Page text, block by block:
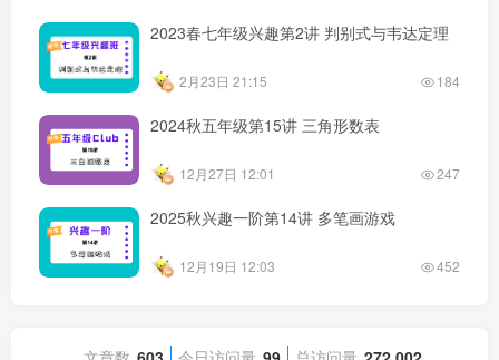
2023春七年级兴趣第2讲 判别式与韦达定理
2月23日 21:15 184
2024秋五年级第15讲 三角形数表
12月27日 12:01 247
2025秋兴趣一阶第14讲 多笔画游戏
12月19日 12:03 452